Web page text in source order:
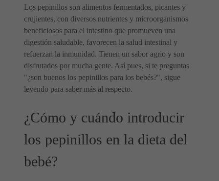
Los pepinillos son alimentos fermentados, picantes y
crujientes, con diversos nutrientes y microorganismos
beneficiosos para el intestino que promueven una
digestión saludable, favorecen la salud intestinal y
refuerzan la inmunidad. Tienen un sabor agrio y son
disfrutados por mucha gente. Así pues, si te preguntas
"¿son buenos los pepinillos para los bebés?", sigue
leyendo para saber más al respecto.
¿Cómo y cuándo introducir
los pepinillos en la dieta del
bebé?